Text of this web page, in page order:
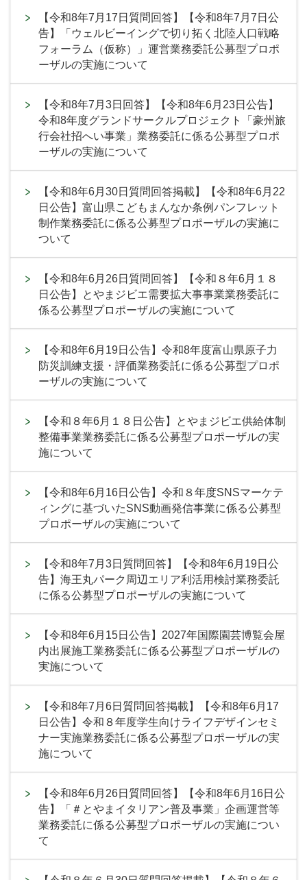
【令和8年7月17日質問回答】【令和8年7月7日公
告】「ウェルビーイングで切り拓く北陸人口戦略
フォーラム（仮称）」運営業務委託公募型プロポ
ーザルの実施について
【令和8年7月3日回答】【令和8年6月23日公告】
令和8年度グランドサークルプロジェクト「豪州旅
行会社招へい事業」業務委託に係る公募型プロポ
ーザルの実施について
【令和8年6月30日質問回答掲載】【令和8年6月22
日公告】富山県こどもまんなか条例パンフレット
制作業務委託に係る公募型プロポーザルの実施に
ついて
【令和8年6月26日質問回答】【令和８年6月１８
日公告】とやまジビエ需要拡大事事業業務委託に
係る公募型プロポーザルの実施について
【令和8年6月19日公告】令和8年度富山県原子力
防災訓練支援・評価業務委託に係る公募型プロポ
ーザルの実施について
【令和８年6月１８日公告】とやまジビエ供給体制
整備事業業務委託に係る公募型プロポーザルの実
施について
【令和8年6月16日公告】令和８年度SNSマーケテ
ィングに基づいたSNS動画発信事業に係る公募型
プロポーザルの実施について
【令和8年7月3日質問回答】【令和8年6月19日公
告】海王丸パーク周辺エリア利活用検討業務委託
に係る公募型プロポーザルの実施について
【令和8年6月15日公告】2027年国際園芸博覧会屋
内出展施工業務委託に係る公募型プロポーザルの
実施について
【令和8年7月6日質問回答掲載】【令和8年6月17
日公告】令和８年度学生向けライフデザインセミ
ナー実施業務委託に係る公募型プロポーザルの実
施について
【令和8年6月26日質問回答】【令和8年6月16日公
告】「＃とやまイタリアン普及事業」企画運営等
業務委託に係る公募型プロポーザルの実施につい
て